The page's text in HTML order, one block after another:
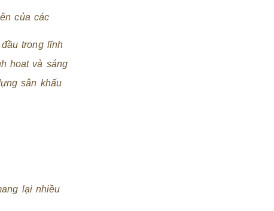
của các
trong lĩnh
hoạt và sáng
sân khấu
lại nhiều